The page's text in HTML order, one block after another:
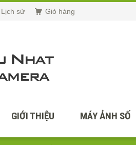
Lịch sử Giỏ hàng
GIỚI THIỆU MÁY ẢNH SỐ